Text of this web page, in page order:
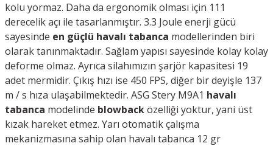
kolu yormaz. Daha da ergonomik olması için 111
derecelik açı ile tasarlanmıştır. 3.3 Joule enerji gücü
sayesinde en güçlü havalı tabanca modellerinden biri
olarak tanınmaktadır. Sağlam yapısı sayesinde kolay kolay
deforme olmaz. Ayrıca silahımızın şarjör kapasitesi 19
adet mermidir. Çıkış hızı ise 450 FPS, diğer bir deyişle 137
m / s hıza ulaşabilmektedir. ASG Stery M9A1 havalı
tabanca modelinde blowbacközelliği yoktur, yani üst
kızak hareket etmez. Yarı otomatik çalışma
mekanizmasına sahip olan havalı tabanca 12 gr